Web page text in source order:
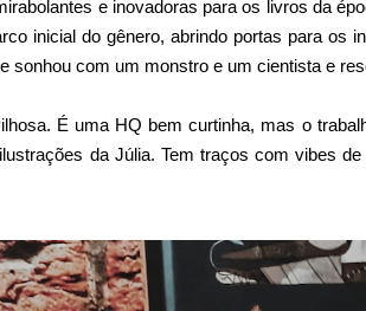
e inovadoras para os livros da
inicial do gênero, abrindo portas para os
sonhou com um monstro e um cientista e
É uma HQ bem curtinha, mas o
da Júlia. Tem traços com vibes